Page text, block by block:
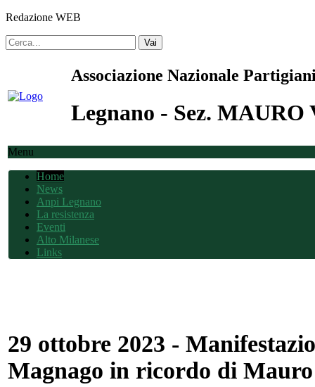
Redazione WEB
Vai
Associazione Nazionale
Legnano - Sez.
Menu
Home
News
Anpi Legnano
La resistenza
Eventi
Alto Milanese
Links
29 ottobre 2023 -
Magnago in ricordo di Mauro